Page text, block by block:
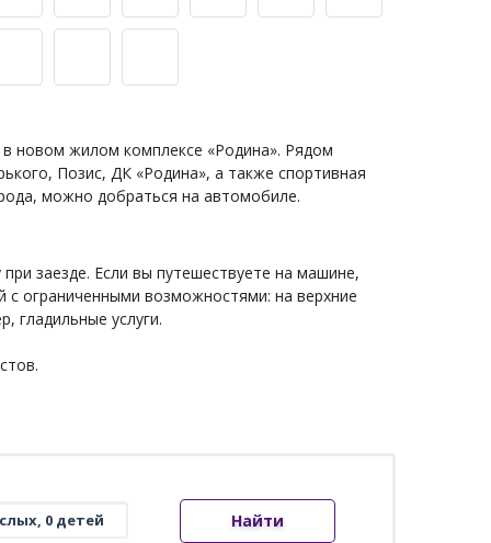
новом жилом комплексе «Родина». Рядом
Позис, ДК «Родина», а также спортивная
можно добраться на автомобиле.
заезде. Если вы путешествуете на машине,
с ограниченными возможностями: на верхние
гладильные услуги.
Найти